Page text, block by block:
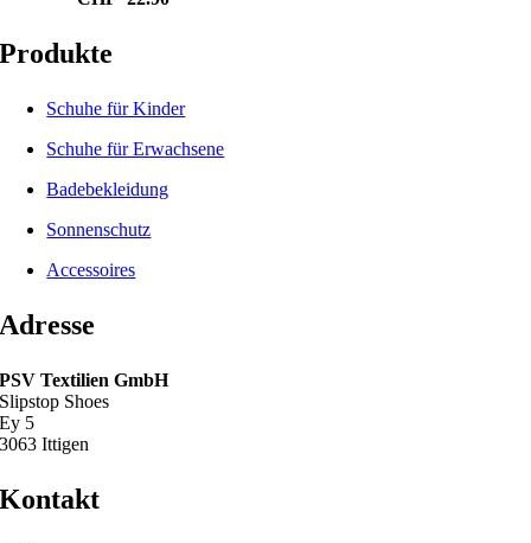
Produkte
Schuhe für Kinder
Schuhe für Erwachsene
Badebekleidung
Sonnenschutz
Accessoires
Adresse
PSV Textilien GmbH
Slipstop Shoes
Ey 5
3063 Ittigen
Kontakt